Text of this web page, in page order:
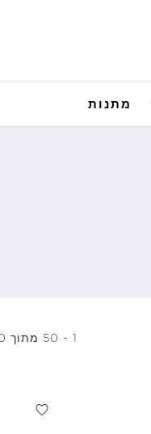
מתנות
1 - 50 מתוך 50 תוצאות